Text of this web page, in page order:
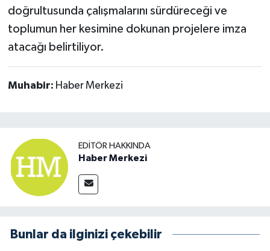
doğrultusunda çalışmalarını sürdüreceği ve
toplumun her kesimine dokunan projelere imza
atacağı belirtiliyor.
Muhabir: Haber Merkezi
EDITÖR HAKKINDA
Haber Merkezi
Bunlar da ilginizi çekebilir